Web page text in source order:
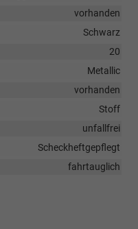
vorhanden
Schwarz
20
Metallic
vorhanden
Stoff
unfallfrei
Scheckheftgepflegt
fahrtauglich